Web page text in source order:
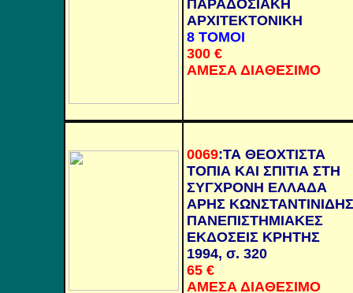
ΠΑΡΑΔΟΣΙΑΚΗ
ΑΡΧΙΤΕΚΤΟΝΙΚΗ
8 ΤΟΜΟΙ
300 €
ΑΜΕΣΑ ΔΙΑΘΕΣΙΜΟ
0069:ΤΑ ΘΕΟΧΤΙΣΤΑ
ΤΟΠΙΑ ΚΑΙ ΣΠΙΤΙΑ ΣΤΗ
ΣΥΓΧΡΟΝΗ ΕΛΛΑΔΑ
ΑΡΗΣ ΚΩΝΣΤΑΝΤΙΝΙΔΗΣ
ΠΑΝΕΠΙΣΤΗΜΙΑΚΕΣ
ΕΚΔΟΣΕΙΣ ΚΡΗΤΗΣ
1994, σ. 320
65€
ΑΜΕΣΑ ΔΙΑΘΕΣΙΜΟ